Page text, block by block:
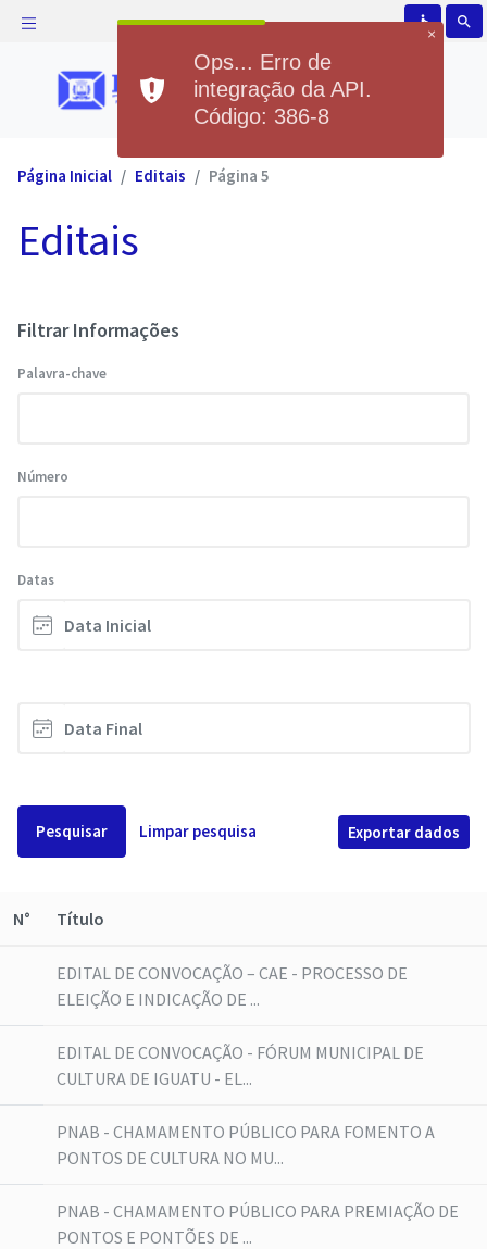
accessible search
Página Inicial Editais Página 5
Editais
Filtrar Informações
Palavra-chave
Número
Datas
Pesquisar Limpar pesquisa Exportar dados
N° Título
EDITAL DE CONVOCAÇÃO – CAE - PROCESSO DE
ELEIÇÃO E INDICAÇÃO DE ...
EDITAL DE CONVOCAÇÃO - FÓRUM MUNICIPAL DE
CULTURA DE IGUATU - EL...
PNAB - CHAMAMENTO PÚBLICO PARA FOMENTO A
PONTOS DE CULTURA NO MU...
PNAB - CHAMAMENTO PÚBLICO PARA PREMIAÇÃO DE
PONTOS E PONTÕES DE ...
×
Ops... Erro de
integração da API.
Código: 386-8